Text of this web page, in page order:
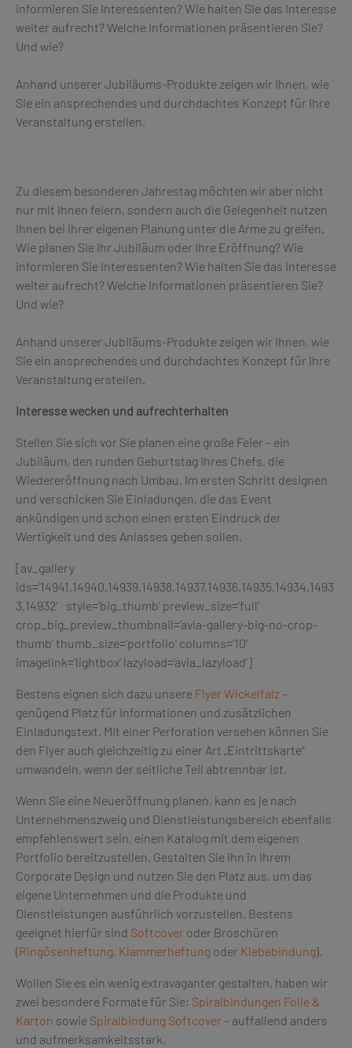
informieren Sie Interessenten? Wie halten Sie das Interesse
weiter aufrecht? Welche Informationen präsentieren Sie?
Und wie?
Anhand unserer Jubiläums-Produkte zeigen wir Ihnen, wie
Sie ein ansprechendes und durchdachtes Konzept für Ihre
Veranstaltung erstellen.
Zu diesem besonderen Jahrestag möchten wir aber nicht
nur mit Ihnen feiern, sondern auch die Gelegenheit nutzen
Ihnen bei Ihrer eigenen Planung unter die Arme zu greifen.
Wie planen Sie Ihr Jubiläum oder Ihre Eröffnung? Wie
informieren Sie Interessenten? Wie halten Sie das Interesse
weiter aufrecht? Welche Informationen präsentieren Sie?
Und wie?
Anhand unserer Jubiläums-Produkte zeigen wir Ihnen, wie
Sie ein ansprechendes und durchdachtes Konzept für Ihre
Veranstaltung erstellen.
Interesse wecken und aufrechterhalten
Stellen Sie sich vor Sie planen eine große Feier – ein
Jubiläum, den runden Geburtstag Ihres Chefs, die
Wiedereröffnung nach Umbau. Im ersten Schritt designen
und verschicken Sie Einladungen, die das Event
ankündigen und schon einen ersten Eindruck der
Wertigkeit und des Anlasses geben sollen.
[av_gallery
ids=’14941,14940,14939,14938,14937,14936,14935,14934,1493
3,14932′ style=’big_thumb‘ preview_size=’full‘
crop_big_preview_thumbnail=’avia-gallery-big-no-crop-
thumb‘ thumb_size=’portfolio‘ columns=’10‘
imagelink=’lightbox‘ lazyload=’avia_lazyload‘]
Bestens eignen sich dazu unsere Flyer Wickelfalz –
genügend Platz für Informationen und zusätzlichen
Einladungstext. Mit einer Perforation versehen können Sie
den Flyer auch gleichzeitig zu einer Art „Eintrittskarte“
umwandeln, wenn der seitliche Teil abtrennbar ist.
Wenn Sie eine Neueröffnung planen, kann es je nach
Unternehmenszweig und Dienstleistungsbereich ebenfalls
empfehlenswert sein, einen Katalog mit dem eigenen
Portfolio bereitzustellen. Gestalten Sie ihn in Ihrem
Corporate Design und nutzen Sie den Platz aus, um das
eigene Unternehmen und die Produkte und
Dienstleistungen ausführlich vorzustellen. Bestens
geeignet hierfür sind Softcover oder Broschüren
(Ringösenheftung, Klammerheftung oder Klebebindung).
Wollen Sie es ein wenig extravaganter gestalten, haben wir
zwei besondere Formate für Sie: Spiralbindungen Folie &
Karton sowie Spiralbindung Softcover – auffallend anders
und aufmerksamkeitsstark.